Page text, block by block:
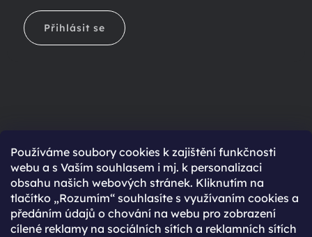
Používáme soubory cookies k zajištění funkčnosti
webu a s Vaším souhlasem i mj. k personalizaci
obsahu našich webových stránek. Kliknutím na
tlačítko „Rozumím“ souhlasíte s využívaním cookies a
předáním údajů o chování na webu pro zobrazení
cílené reklamy na sociálních sítích a reklamních sítích
Přihlásit se
Ještě nemáte účet?
Rychlejší nákup díky uloženým údajům
Přehled o stavu objednávky
Kompletní historie objednávek